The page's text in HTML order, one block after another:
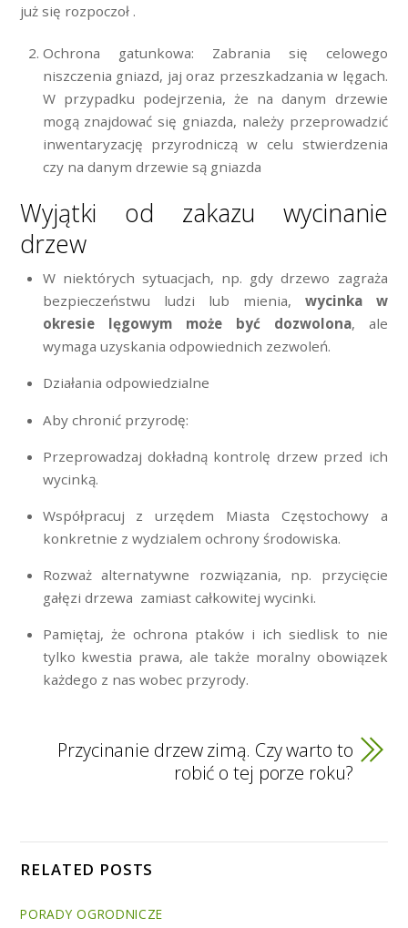
już się rozpoczoł .
Ochrona gatunkowa: Zabrania się celowego
niszczenia gniazd, jaj oraz przeszkadzania w lęgach.
W przypadku podejrzenia, że na danym drzewie
mogą znajdować się gniazda, należy przeprowadzić
inwentaryzację przyrodniczą w celu stwierdzenia
czy na danym drzewie są gniazda
Wyjątki od zakazu wycinanie
drzew
W niektórych sytuacjach, np. gdy drzewo zagraża
bezpieczeństwu ludzi lub mienia, wycinka w
okresie lęgowym może być dozwolona, ale
wymaga uzyskania odpowiednich zezwoleń.
Działania odpowiedzialne
Aby chronić przyrodę:
Przeprowadzaj dokładną kontrolę drzew przed ich
wycinką.
Współpracuj z urzędem Miasta Częstochowy a
konkretnie z wydzialem ochrony środowiska.
Rozważ alternatywne rozwiązania, np. przycięcie
gałęzi drzewa zamiast całkowitej wycinki.
Pamiętaj, że ochrona ptaków i ich siedlisk to nie
tylko kwestia prawa, ale także moralny obowiązek
każdego z nas wobec przyrody.
Przycinanie drzew zimą. Czy warto to
robić o tej porze roku?
RELATED POSTS
PORADY OGRODNICZE